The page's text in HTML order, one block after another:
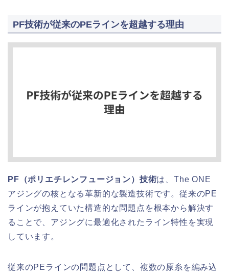
PF技術が従来のPEラインを超越する理由
PF（ポリエチレンフュージョン）技術は、The ONE
アジングの核となる革新的な製造技術です。従来のPE
ラインが抱えていた構造的な問題点を根本から解決す
ることで、アジングに最適化されたライン特性を実現
しています。
従来のPEラインの問題点として、複数の原糸を編み込